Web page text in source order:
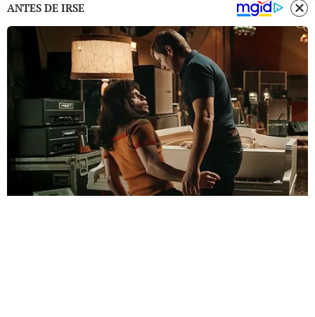
ANTES DE IRSE